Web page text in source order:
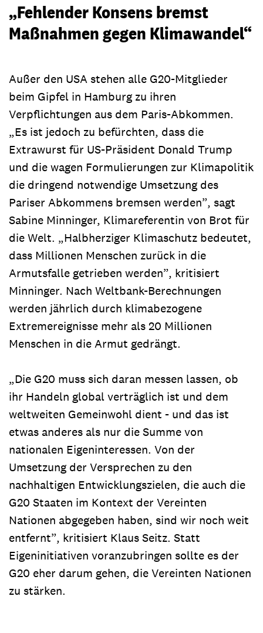
„Fehlender Konsens bremst
Maßnahmen gegen Klimawandel“
Außer den USA stehen alle G20-Mitglieder
beim Gipfel in Hamburg zu ihren
Verpflichtungen aus dem Paris-Abkommen.
„Es ist jedoch zu befürchten, dass die
Extrawurst für US-Präsident Donald Trump
und die wagen Formulierungen zur Klimapolitik
die dringend notwendige Umsetzung des
Pariser Abkommens bremsen werden”, sagt
Sabine Minninger, Klimareferentin von Brot für
die Welt. „Halbherziger Klimaschutz bedeutet,
dass Millionen Menschen zurück in die
Armutsfalle getrieben werden”, kritisiert
Minninger. Nach Weltbank-Berechnungen
werden jährlich durch klimabezogene
Extremereignisse mehr als 20 Millionen
Menschen in die Armut gedrängt.
„Die G20 muss sich daran messen lassen, ob
ihr Handeln global verträglich ist und dem
weltweiten Gemeinwohl dient - und das ist
etwas anderes als nur die Summe von
nationalen Eigeninteressen. Von der
Umsetzung der Versprechen zu den
nachhaltigen Entwicklungszielen, die auch die
G20 Staaten im Kontext der Vereinten
Nationen abgegeben haben, sind wir noch weit
entfernt”, kritisiert Klaus Seitz. Statt
Eigeninitiativen voranzubringen sollte es der
G20 eher darum gehen, die Vereinten Nationen
zu stärken.